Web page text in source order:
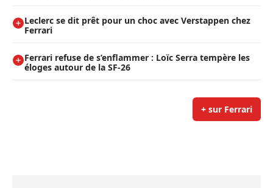
Leclerc se dit prêt pour un choc avec Verstappen chez
Ferrari
Ferrari refuse de s’enflammer : Loïc Serra tempère les
éloges autour de la SF-26
+ sur Ferrari